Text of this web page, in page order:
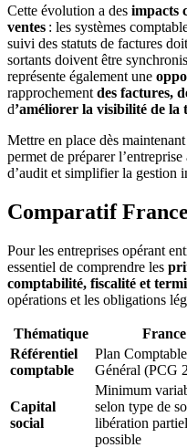
Cette évolution a des impacts
ventes : les systèmes
suivi des statuts de factures
sortants doivent être
représente également une
rapprochement des factures,
d’améliorer la visibilité de la
Mettre en place dès
permet de préparer
d’audit et simplifier la gestion
Comparatif
Pour les entreprises opérant
essentiel de comprendre les
comptabilité, fiscalité et
opérations et les obligations
Thématique France
Référentiel
comptable
Plan Comptable
Général (PCG
Capital
social
Minimum
selon type de
libération
possible